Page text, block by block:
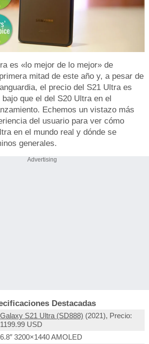
es «lo mejor de lo mejor» de
mitad de este año y, a pesar de
el precio del S21 Ultra es
que el del S20 Ultra en el
Echemos un vistazo más
del usuario para ver cómo
en el mundo real y dónde se
generales.
Advertising
Destacadas
Galaxy S21 Ultra (SD888) (2021), Precio:
1199.99 USD
6.8″ 3200×1440 AMOLED